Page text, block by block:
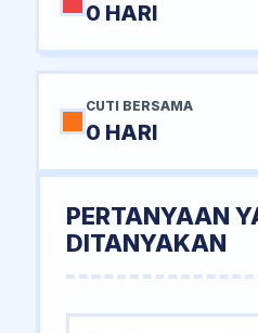
0 HARI
CUTI BERSAMA
0 HARI
PERTANYAAN
DITANYAKAN